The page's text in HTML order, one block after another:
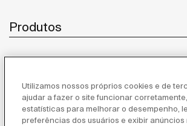
Produtos
Atendimento ao cliente
Utilizamos nossos próprios cookies e de
ajudar a fazer o site funcionar
estatísticas para melhorar o desempenho,
preferências dos usuários e exibir anúncios